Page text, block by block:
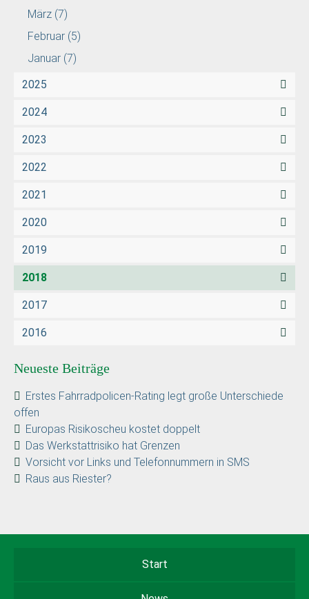
März (7)
Februar (5)
Januar (7)
2025
2024
2023
2022
2021
2020
2019
2018
2017
2016
Neueste Beiträge
Erstes Fahrradpolicen-Rating legt große Unterschiede
offen
Europas Risikoscheu kostet doppelt
Das Werkstattrisiko hat Grenzen
Vorsicht vor Links und Telefonnummern in SMS
Raus aus Riester?
Start